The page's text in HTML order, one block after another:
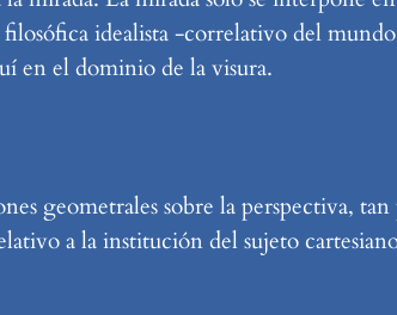
idealista -correlativo del
en el dominio de la visura.
geometrales sobre la perspectiva,
a la institución del sujeto